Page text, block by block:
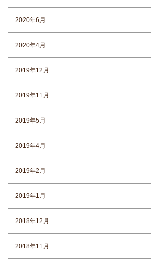
2020年6月
2020年4月
2019年12月
2019年11月
2019年5月
2019年4月
2019年2月
2019年1月
2018年12月
2018年11月